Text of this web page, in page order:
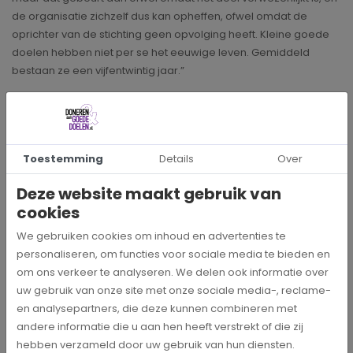
de organisatie zichzelf dus kan opheffen, ofwel omdat de
oprichter van de stichting geen opvolging heeft. Kleine goede
doelen hebben niet per se het eeuwige leven. Gemiddeld
bestaan ze een vijfentwintig jaar.”
‘Partin-dag’
De dienstverlening van Partin is breed maar er wordt variabel
gebruik van gemaakt. Er zijn leden die werkelijk alle tools en
hulpmiddelen gebruiken en er zijn er ook die dat maar
spaarzaam doen. Toch verhogen kleine goede doelen
teren van de mogelijkheden die de brancheorganisatie haar
leden biedt. Zo organiseert ze elk jaar een‘Partin- Dag’
waarop leden via workshops en lezingen hun kennis met elkaar
kunnen delen. Niet zelden ontstaan hieruit
samenwerkingsverbanden die het realiseren van de
doelstellingen een stuk makkelijker maken. Partin biedt ook
Toestemming Details Over
Deze website maakt gebruik van
cookies
We gebruiken cookies om inhoud en advertenties te
personaliseren, om functies voor sociale media te bieden en
om ons verkeer te analyseren. We delen ook informatie over
uw gebruik van onze site met onze sociale media-, reclame-
en analysepartners, die deze kunnen combineren met
andere informatie die u aan hen heeft verstrekt of die zij
hebben verzameld door uw gebruik van hun diensten.